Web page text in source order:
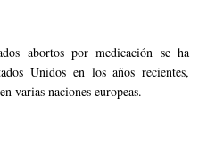
abortos por medicación se ha
Unidos en los años recientes,
varias naciones europeas.